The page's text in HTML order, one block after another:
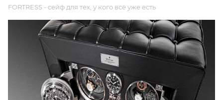
FORTRESS - сейф для тех, у кого всё уже есть